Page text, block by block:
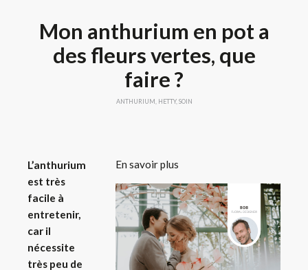
Mon anthurium en pot a
des fleurs vertes, que
faire ?
ANTHURIUM HETTY, SOIN
L’anthurium
est très
facile à
entretenir,
car il
nécessite
très peu de
En savoir plus